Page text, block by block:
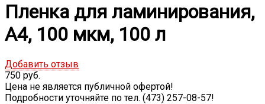
Пленка для ламинирования,
A4, 100 мкм, 100 л
Добавить отзыв
750 руб.
Цена не является публичной офертой!
Подробности уточняйте по тел. (473) 257-08-57!